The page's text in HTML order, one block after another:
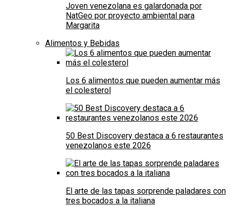
Joven venezolana es galardonada por
NatGeo por proyecto ambiental para
Margarita
Alimentos y Bebidas
Los 6 alimentos que pueden aumentar más
el colesterol
50 Best Discovery destaca a 6 restaurantes
venezolanos este 2026
El arte de las tapas sorprende paladares con
tres bocados a la italiana